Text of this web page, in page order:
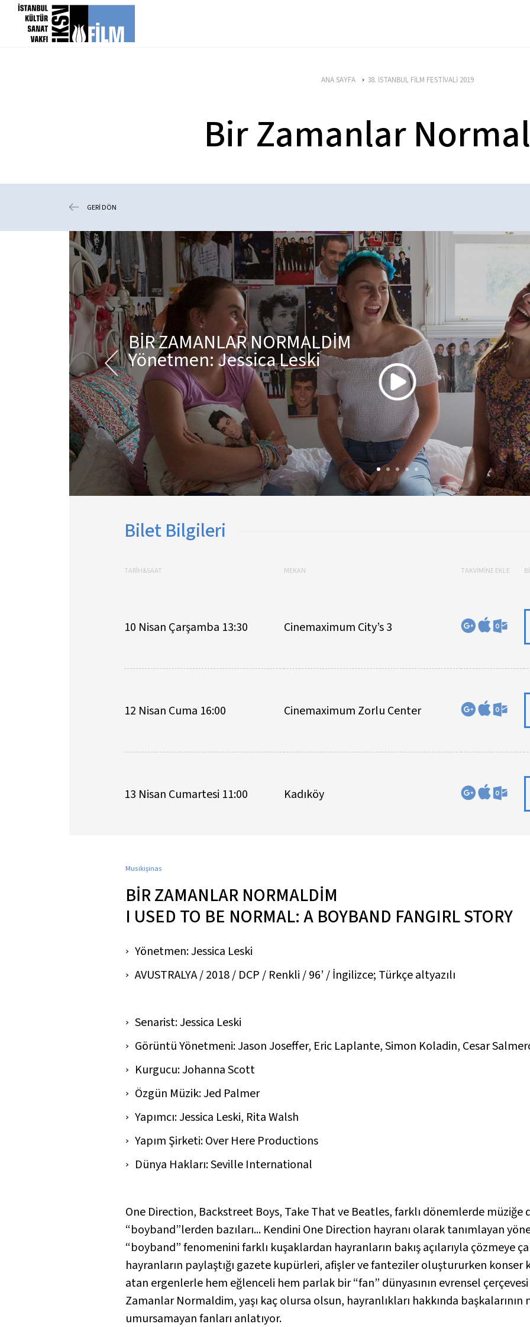
icerigi atla
ANA SAYFA 38. İSTANBUL FİLM FESTİVALİ 2019
Bir Zamanlar
GERİ DÖN
BİR ZAMANLAR NORMALDİM
Yönetmen: Jessica Leski
Bilet Bilgileri
TARİH&SAAT MEKAN TAKVİMİNE EKLE
10 Nisan Çarşamba 13:30 Cinemaximum City’s 3
12 Nisan Cuma 16:00 Cinemaximum Zorlu Center
13 Nisan Cumartesi 11:00 Kadıköy
Musikişinas
BİR ZAMANLAR NORMALDİM
I USED TO BE NORMAL: A BOYBAND FANGIRL STORY
Yönetmen: Jessica Leski
AVUSTRALYA / 2018 / DCP / Renkli / 96’ / İngilizce; Türkçe altyazılı
Senarist: Jessica Leski
Görüntü Yönetmeni: Jason Joseffer, Eric Laplante, Simon Koladin, Cesar
Kurgucu: Johanna Scott
Özgün Müzik: Jed Palmer
Yapımcı: Jessica Leski, Rita Walsh
Yapım Şirketi: Over Here Productions
Dünya Hakları: Seville International
One Direction, Backstreet Boys, Take That ve Beatles, farklı dönemlerde müziğe
“boyband”lerden bazıları... Kendini One Direction hayranı olarak tanımlayan
“boyband” fenomenini farklı kuşaklardan hayranların bakış açılarıyla çözmeye
hayranların paylaştığı gazete kupürleri, afişler ve fanteziler oluştururken konser
atan ergenlerle hem eğlenceli hem parlak bir “fan” dünyasının evrensel
Zamanlar Normaldim, yaşı kaç olursa olsun, hayranlıkları hakkında
umursamayan fanları anlatıyor.